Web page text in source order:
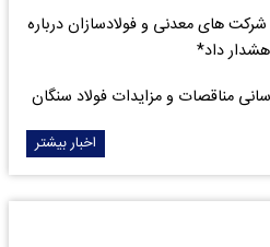
های معدنی و فولادسازان درباره
داد*
مناقصات و مزایدات فولاد سنگان
اخبار بیشتر